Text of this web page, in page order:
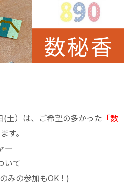
(土）は、ご希望の多かった 「数
す。
ー
いて
みの参加もOK！)